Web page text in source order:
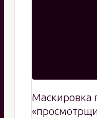
Маскировка